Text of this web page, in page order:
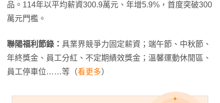
品。114年以平均薪資300.9萬元、年增5.9%，首度突破300
萬元門檻。
聯陽福利節錄： 具業界競爭力固定薪資；端午節、中秋節、
年終獎金、員工分紅、不定期績效獎金；溫馨運動休閒區、
員工停車位……等（看更多）